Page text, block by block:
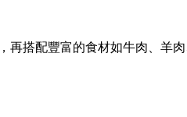
再搭配豐富的食材如牛肉、羊